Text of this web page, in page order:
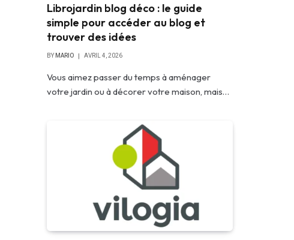
Librojardin blog déco : le guide
simple pour accéder au blog et
trouver des idées
BY MARIO AVRIL 4, 2026
Vous aimez passer du temps à aménager
votre jardin ou à décorer votre maison, mais…